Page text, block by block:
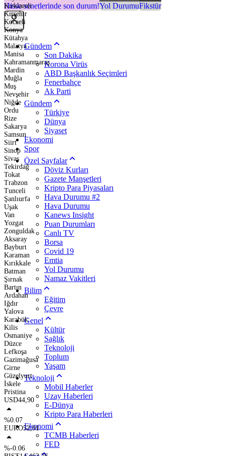
Kırklareli
Kırşehir
Kocaeli
Konya
Kütahya
Malatya
Manisa
Kahramanmaraş
Mardin
Muğla
Muş
Nevşehir
Niğde
Ordu
Rize
Sakarya
Samsun
Siirt
Sinop
Sivas
Tekirdağ
Tokat
Trabzon
Tunceli
Şanlıurfa
Uşak
Van
Yozgat
Zonguldak
Aksaray
Bayburt
Karaman
Kırıkkale
Batman
Şırnak
Bartın
Ardahan
Iğdır
Yalova
Karabük
Kilis
Osmaniye
Düzce
Lefkoşa
Gazimağusa
Girne
Güzelyurt
İskele
Pristina
USD44,90
%0.07
EURO52,91
%-0.06
Hisse senetlerinde son durum!Yol DurumuFikstür
Gündem
Son Dakika
Korona Virüs
ABD Başkanlık Seçimleri
Fenerbahçe
Ak Parti
Gündem
Türkiye
Dünya
Siyaset
Ekonomi
Spor
Özel Sayfalar
Döviz Kurları
Gazete Manşetleri
Kripto Para Piyasaları
Hava Durumu #2
Hava Durumu
Kanews Insight
Puan Durumları
Canlı TV
Borsa
Covid 19
Emtia
Yol Durumu
Namaz Vakitleri
Bilim
Eğitim
Çevre
Genel
Kültür
Sağlık
Teknoloji
Toplum
Yaşam
Teknoloji
Mobil Haberler
Uzay Haberleri
E-Dünya
Kripto Para Haberleri
Ekonomi
TCMB Haberleri
FED